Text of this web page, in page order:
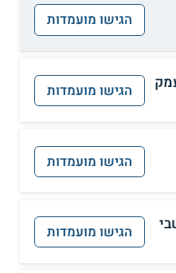
הגישו מועמדות
הגישו מועמדות
הגישו מועמדות
הגישו מועמדות